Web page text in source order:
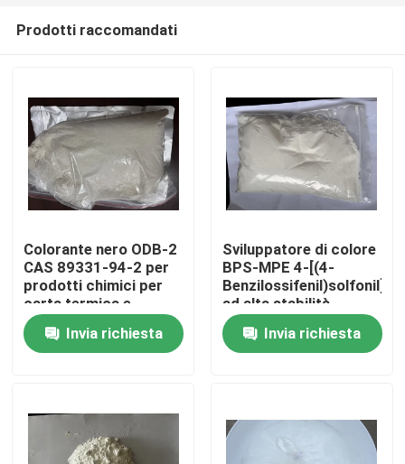
Casa
Prodotti
Prodotti raccomandati
Colorante nero ODB-2
CAS 89331-94-2 per
prodotti chimici per
carta termica e
materiali di
registrazione
Invia richiesta
Sviluppatore di colore
BPS-MPE 4-[(4-
ad alta stabilità
termica presenta
un'eccellente
resistenza al calore,
ad alta temperatura
Invia richiesta